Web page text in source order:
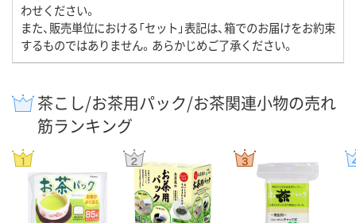
わせください。
また、販売単位における「セット」表記は、箱でのお届けをお約束
するものではありません。あらかじめご了承ください。
茶こし/お茶用パック/お茶関連小物の売れ
筋ランキング